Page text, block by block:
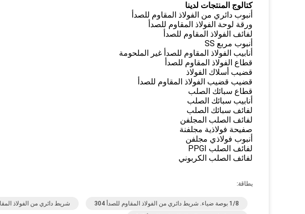
كتالوج المنتجات لدينا
أنبوب دائري من الفولاذ المقاوم للصدأ
ورقة لوحة الفولاذ المقاوم للصدأ
لفائف الفولاذ المقاوم للصدأ
أنبوب مربع SS
أنابيب الفولاذ المقاوم للصدأ غير الملحومة
قطاع الفولاذ المقاوم للصدأ
قضيب أسلاك الفولاذ
قضيب قضيب الفولاذ المقاوم للصدأ
قطاع سبائك الصلب
أنابيب سبائك الصلب
لفائف سبائك الصلب
لفائف الصلب المجلفن
صفيحة فولاذية مجلفنة
أنبوب فولاذي مجلفن
لفائف الصلب PPGI
لفائف الصلب الكربوني
بطاقة:
1/8 بوصة ضياء. شريط دائري من الفولاذ المقاوم للصدأ 304
شريط دائري من الفولاذ المقاوم